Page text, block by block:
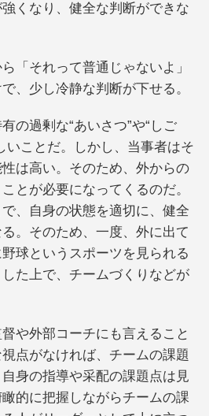
くなり、健全な判断ができな
「それって普通じゃないよ」
、少し冷静な判断が下せる。
の過剰な“あいさつ”や“しご
いことだ。しかし、当事者はそ
は高い。そのため、外からの
とが必要になってくるのだ。
、自身の状態を適切に、健全
。そのため、一度、外に出て
球というスポーツを見られる
た上で、チームづくりなどが
や外部コーチにも言えること
点がなければ、チームの課題
身の指導や采配の課題点は見
的に把握しながらチームの課